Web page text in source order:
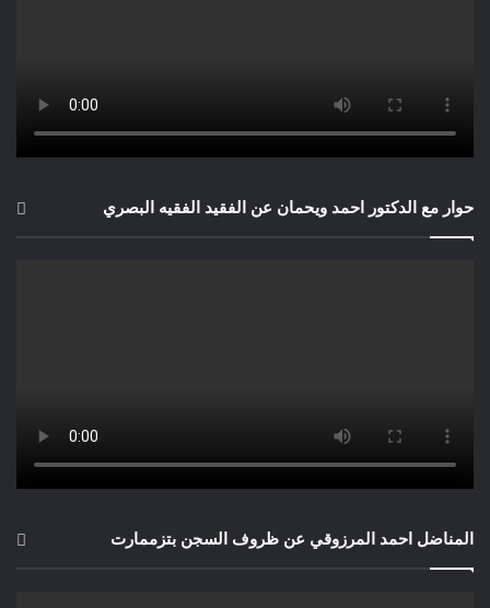
حوار مع الدكتور احمد ويحمان عن الفقيد الفقيه البصري
المناضل احمد المرزوقي عن ظروف السجن بتزممارت